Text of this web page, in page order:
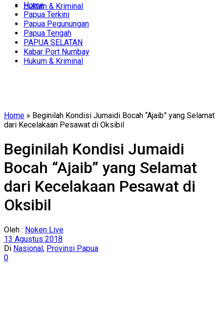
Hukum & Kriminal
Home
Papua Terkini
Papua Pegunungan
Papua Tengah
PAPUA SELATAN
Kabar Port Numbay
Hukum & Kriminal
Home » Beginilah Kondisi Jumaidi Bocah “Ajaib” yang Selamat
dari Kecelakaan Pesawat di Oksibil
Beginilah Kondisi Jumaidi
Bocah “Ajaib” yang Selamat
dari Kecelakaan Pesawat di
Oksibil
Oleh : Noken Live
13 Agustus 2018
Di Nasional, Provinsi Papua
0